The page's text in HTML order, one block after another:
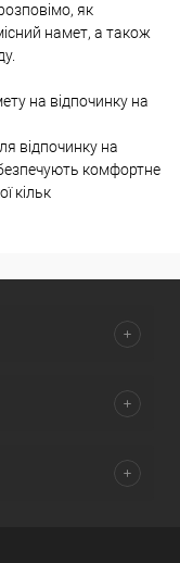
як
намет, а також
на відпочинку на
відпочинку на
комфортне
кільк